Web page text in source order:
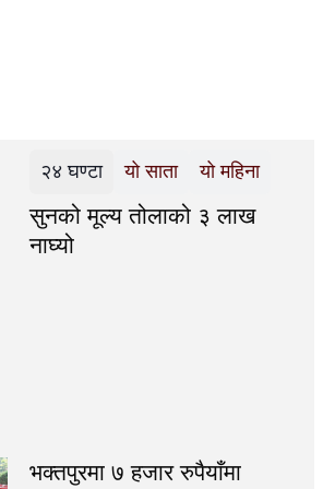
२४ घण्टा यो साता यो महिना
सुनको मूल्य तोलाको ३ लाख
नाघ्यो
भक्तपुरमा ७ हजार रुपैयाँमा